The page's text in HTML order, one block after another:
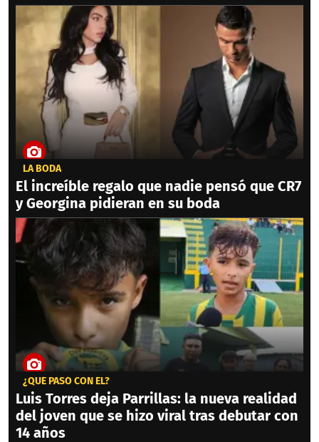
LA BODA
El increíble regalo que nadie pensó que CR7
y Georgina pidieran en su boda
¿QUÉ PASÓ CON ÉL?
Luis Torres deja Parrillas: la nueva realidad
del joven que se hizo viral tras debutar con
14 años